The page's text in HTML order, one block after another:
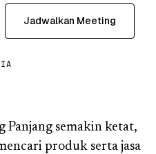
Jadwalkan Meeting
Panjang semakin ketat,
produk serta jasa